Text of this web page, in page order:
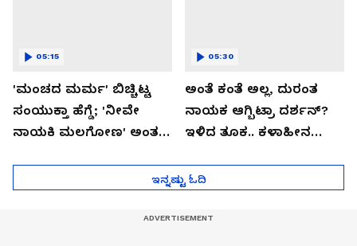
'ಮಂಚದ ಮರ್ಮ' ಬಿಚ್ಚಿಟ್ಟ
ಸಂಯುಕ್ತಾ ಹೆಗ್ಡೆ; 'ನೀವೇ
ನಾಯಕಿ ಮಲಗೋಣ' ಅಂತ
05:15
ಅಂತೆ ಕಂತೆ ಅಲ್ಲ, ದುರಂತ
ನಾಯಕ ಆಗ್ಬಿಟ್ರಾ ದರ್ಶನ್?
ಇಳಿದ ತೂಕ.. ಕಳಾಹೀನ
05:30
ಇನ್ನಷ್ಟು ಓದಿ